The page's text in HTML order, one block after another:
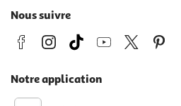
Nous suivre
Notre application